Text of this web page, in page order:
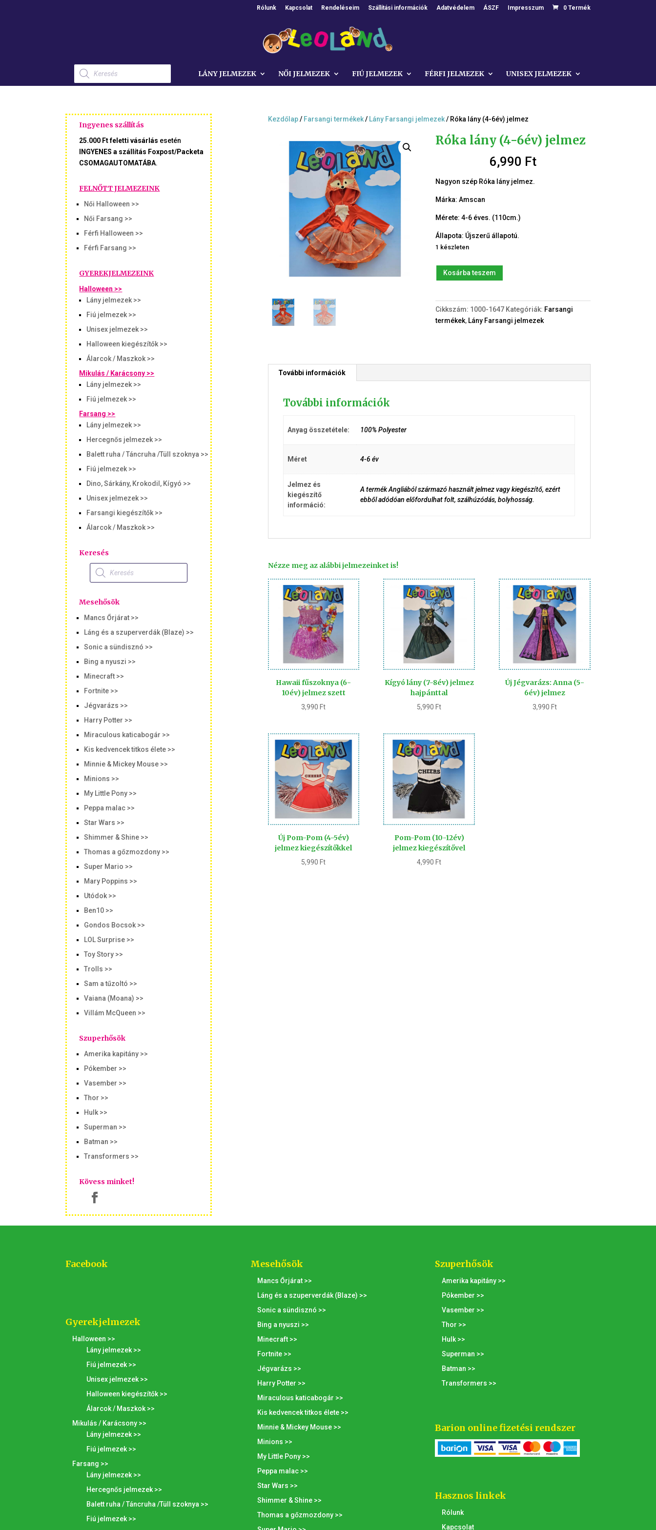
Rólunk Kapcsolat Rendeléseim Szállítási információk Adatvédelem ÁSZF Impresszum 0 Termék
Products
search LÁNY JELMEZEK NŐI JELMEZEK FIÚ JELMEZEK FÉRFI JELMEZEK UNISEX JELMEZEK
Kezdőlap/ Farsangi termékek/ Lány Farsangi jelmezek/ Róka lány (4-6év) jelmez
Róka lány (4-6év) jelmez
6,990 Ft
Nagyon szép Róka lány jelmez.
Márka: Amscan
Mérete: 4-6 éves. (110cm.)
Állapota: Újszerű állapotú.
1 készleten
Róka
lány
6év)
jelmez
mennyiség
Kosárba teszem
Cikkszám: 1000-1647 Kategóriák: Farsangi
termékek, Lány Farsangi jelmezek
További információk
További információk
Anyag összetétele: 100% Polyester
Méret 4-6 év
Jelmez és
kiegészítő
információ:
A termék Angliából származó használt jelmez vagy kiegészítő, ezért
ebből adódóan előfordulhat folt, szálhúzódás, bolyhosság.
Nézze meg az alábbi jelmezeinket is!
Hawaii fűszoknya (6-
10év) jelmez szett
3,990 Ft
Kígyó lány (7-8év) jelmez
hajpánttal
5,990 Ft
Új Jégvarázs: Anna (5-
6év) jelmez
3,990 Ft
Új Pom-Pom (4-5év)
jelmez kiegészítőkkel
5,990Ft
Pom-Pom (10-12év)
jelmez kiegészítővel
4,990Ft
Ingyenes szállítás
25.000 Ft feletti vásárlás esetén
INGYENES a szállítás Foxpost/Packeta
CSOMAGAUTOMATÁBA.
FELNŐTT JELMEZEINK
Női Halloween >>
Női Farsang >>
Férfi Halloween >>
Férfi Farsang >>
GYEREKJELMEZEINK
Halloween >>
Lány jelmezek >>
Fiú jelmezek >>
Unisex jelmezek >>
Halloween kiegészítők >>
Álarcok / Maszkok >>
Mikulás / Karácsony >>
Lány jelmezek >>
Fiú jelmezek >>
Farsang >>
Lány jelmezek >>
Hercegnős jelmezek >>
Balett ruha / Táncruha /Tüll szoknya >>
Fiú jelmezek >>
Dino, Sárkány, Krokodil, Kígyó >>
Unisex jelmezek >>
Farsangi kiegészítők >>
Álarcok / Maszkok >>
Keresés
Products
search
Mesehősök
Mancs Őrjárat >>
Láng és a szuperverdák (Blaze) >>
Sonic a sündisznó >>
Bing a nyuszi >>
Minecraft >>
Fortnite >>
Jégvarázs >>
Harry Potter >>
Miraculous katicabogár >>
Kis kedvencek titkos élete >>
Minnie & Mickey Mouse >>
Minions >>
My Little Pony >>
Peppa malac >>
Star Wars >>
Shimmer & Shine >>
Thomas a gőzmozdony >>
Super Mario >>
Mary Poppins >>
Utódok >>
Ben10 >>
Gondos Bocsok >>
LOL Surprise >>
Toy Story >>
Trolls >>
Sam a tűzoltó >>
Vaiana (Moana) >>
Villám McQueen >>
Szuperhősök
Amerika kapitány >>
Pókember >>
Vasember >>
Thor >>
Hulk >>
Superman >>
Batman >>
Transformers >>
Kövess minket!
Facebook
Gyerekjelmezek
Halloween >>
Lány jelmezek >>
Fiú jelmezek >>
Unisex jelmezek >>
Halloween kiegészítők >>
Álarcok / Maszkok >>
Mikulás / Karácsony >>
Lány jelmezek >>
Fiú jelmezek >>
Farsang >>
Lány jelmezek >>
Hercegnős jelmezek >>
Balett ruha / Táncruha /Tüll szoknya >>
Fiú jelmezek >>
Mesehősök
Mancs Őrjárat >>
Láng és a szuperverdák (Blaze) >>
Sonic a sündisznó >>
Bing a nyuszi >>
Minecraft >>
Fortnite >>
Jégvarázs >>
Harry Potter >>
Miraculous katicabogár >>
Kis kedvencek titkos élete >>
Minnie & Mickey Mouse >>
Minions >>
My Little Pony >>
Peppa malac >>
Star Wars >>
Shimmer & Shine >>
Thomas a gőzmozdony >>
Szuperhősök
Amerika kapitány >>
Pókember >>
Vasember >>
Thor >>
Hulk >>
Superman >>
Batman >>
Transformers >>
Barion online fizetési rendszer
Hasznos linkek
Rólunk
Kapcsolat